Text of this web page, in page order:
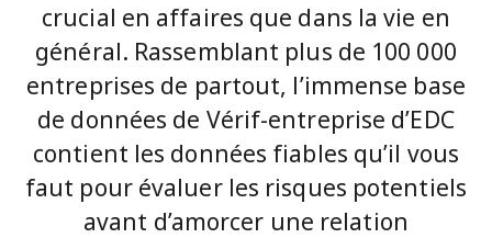
crucial en affaires que dans la vie en
général. Rassemblant plus de 100 000
entreprises de partout, l’immense base
de données de Vérif-entreprise d’EDC
contient les données fiables qu’il vous
faut pour évaluer les risques potentiels
avant d’amorcer une relation